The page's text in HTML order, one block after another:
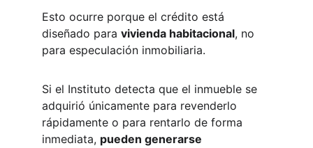
Esto ocurre porque el crédito está
diseñado para vivienda habitacional, no
para especulación inmobiliaria.
Si el Instituto detecta que el inmueble se
adquirió únicamente para revenderlo
rápidamente o para rentarlo de forma
inmediata, pueden generarse